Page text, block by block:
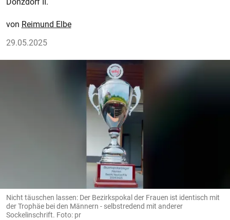
Reimund Elbe
29.05.2025
Nicht täuschen lassen: Der Bezirkspokal der Frauen ist identisch mit
der Trophäe bei den Männern - selbstredend mit anderer
Sockelinschrift. Foto: pr